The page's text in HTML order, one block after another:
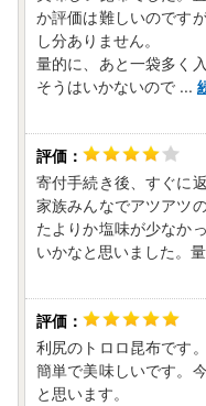
か評価は難しいのです
し分ありません。
量的に、あと一袋多く
そうはいかないので ...
寄付手続き後、すぐに
家族みんなでアツアツ
たよりか塩味が少なか
いかなと思いました。
利尻のトロロ昆布です
簡単で美味しいです。
と思います。